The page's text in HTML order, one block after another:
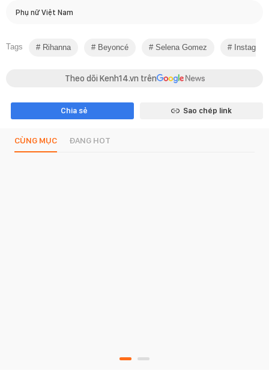
Phụ nữ Việt Nam
Tags Rihanna Beyoncé Selena Gomez Instagram
Theo dõi Kenh14.vn trên
Chia sẻ Sao chép link
CÙNG MỤC ĐANG HOT